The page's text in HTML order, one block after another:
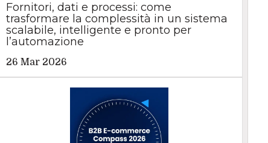
Fornitori, dati e processi: come
trasformare la complessità in un sistema
scalabile, intelligente e pronto per
l’automazione
26 Mar 2026